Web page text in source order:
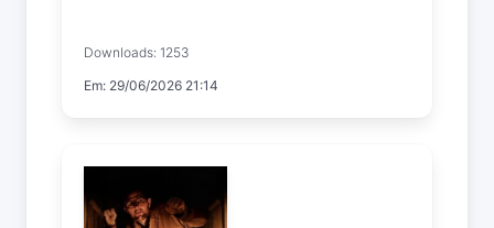
Downloads: 1253
Em: 29/06/2026 21:14